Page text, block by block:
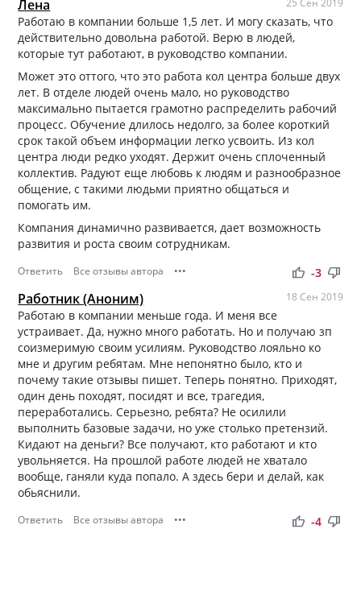
Лена
Работаю в компании больше 1,5 лет. И могу сказать, что
действительно довольна работой. Верю в людей,
которые тут работают, в руководство компании.
Может это оттого, что это работа кол центра больше двух
лет. В отделе людей очень мало, но руководство
максимально пытается грамотно распределить рабочий
процесс. Обучение длилось недолго, за более короткий
срок такой объем информации легко усвоить. Из кол
центра люди редко уходят. Держит очень сплоченный
коллектив. Радуют еще любовь к людям и разнообразное
общение, с такими людьми приятно общаться и
помогать им.
Компания динамично развивается, дает возможность
развития и роста своим сотрудникам.
Ответить Все отзывы автора ••• thumb_up thumb_down
-3
Работник (Аноним) 18 Сен 2019
Работаю в компании меньше года. И меня все
устраивает. Да, нужно много работать. Но и получаю зп
соизмеримую своим усилиям. Руководство лояльно ко
мне и другим ребятам. Мне непонятно было, кто и
почему такие отзывы пишет. Теперь понятно. Приходят,
один день походят, посидят и все, трагедия,
переработались. Серьезно, ребята? Не осилили
выполнить базовые задачи, но уже столько претензий.
Кидают на деньги? Все получают, кто работают и кто
увольняется. На прошлой работе людей не хватало
вообще, ганяли куда попало. А здесь бери и делай, как
обьяснили.
Ответить Все отзывы автора ••• thumb_up thumb_down
-4